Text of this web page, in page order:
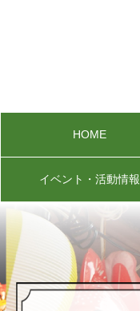
HOME
イベント・活動情報